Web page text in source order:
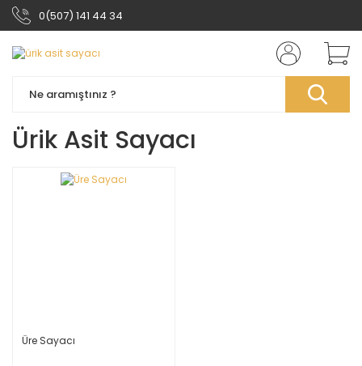
0(507) 141 44 34
Ürik Asit Sayacı
Üre Sayacı